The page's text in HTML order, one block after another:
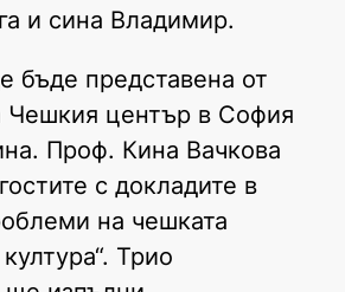
и сина Владимир.
бъде представена от
Чешкия център в София
Проф. Кина Вачкова
с докладите в
на чешката
Трио